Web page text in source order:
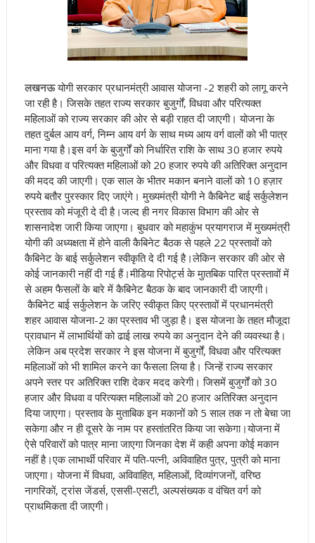
लखनऊ योगी सरकार प्रधानमंत्री आवास योजना -2 शहरी को लागू करने
जा रही है। जिसके तहत राज्य सरकार बुजुर्गों, विधवा और परित्यक्त
महिलाओं को राज्य सरकार की ओर से बड़ी राहत दी जाएगी। योजना के
तहत दुर्बल आय वर्ग, निम्न आय वर्ग के साथ मध्य आय वर्ग वालों को भी पात्र
माना गया है।इस वर्ग के बुजुर्गों को निर्धारित राशि के साथ 30 हजार रुपये
और विधवा व परित्यक्त महिलाओं को 20 हजार रुपये की अतिरिक्त अनुदान
की मदद की जाएगी। एक साल के भीतर मकान बनाने वालों को 10 हज़ार
रुपये बतौर पुरस्कार दिए जाएंगे। मुख्यमंत्री योगीने कैबिनेट बाई सर्कुलेशन
प्रस्ताव को मंजूरी दे दी है।जल्द ही नगर विकास विभाग की ओर से
शासनादेश जारी किया जाएगा।बुधवार को महाकुंभ प्रयागराज में मुख्यमंत्री
योगी की अध्यक्षता में होने वाली कैबिनेट बैठक से पहले 22 प्रस्तावों को
कैबिनेट के बाई सर्कुलेशन स्वीकृति दे दी गई है।लेकिन सरकार की ओर से
कोई जानकारी नहीं दी गई हैं।मीडिया रिपोर्ट्स के मुातबिक पारित प्रस्तावों में
से अहम फैसलों के बारे में कैबिनेट बैठक के बाद जानकारी दी जाएगी।
कैबिनेट बाई सर्कुलेशन के जरिए स्वीकृत किए प्रस्तावों में प्रधानमंत्री
शहर आवास योजना-2 का प्रस्ताव भी जुड़ा है।इस योजना के तहत मौजूदा
प्रावधान में लाभार्थियों को ढाई लाख रुपये का अनुदान देने की व्यवस्था है।
लेकिन अब प्रदेश सरकार ने इस योजना में बुजुर्गों, विधवा और परित्यक्त
महिलाओं को भी शामिल करने का फैसला लिया है। जिन्हें राज्य सरकार
अपने स्तर पर अतिरिक्त राशि देकर मदद करेगी। जिसमें बुजुर्गों को 30
हजार और विधवा व परित्यक्त महिलाओं को 20 हजार अतिरिक्त अनुदान
दिया जाएगा। प्रस्ताव के मुताबिक इन मकानों को 5 साल तक न तो बेचा जा
सकेगा और न ही दूसरे के नाम पर हस्तांतरित किया जा सकेगा।योजना में
ऐसे परिवारों को पात्र माना जाएगा जिनका देश में कही अपना कोई मकान
नहीं है।एक लाभार्थी परिवार में पति-पत्नी, अविवाहित पुत्र, पुत्री को माना
जाएगा। योजना में विधवा, अविवाहित, महिलाओं, दिव्यांगजनों, वरिष्ठ
नागरिकों, ट्रांस जेंडर्स, एससी-एसटी, अल्पसंख्यक व वंचित वर्ग को
प्राथमिकता दी जाएगी।